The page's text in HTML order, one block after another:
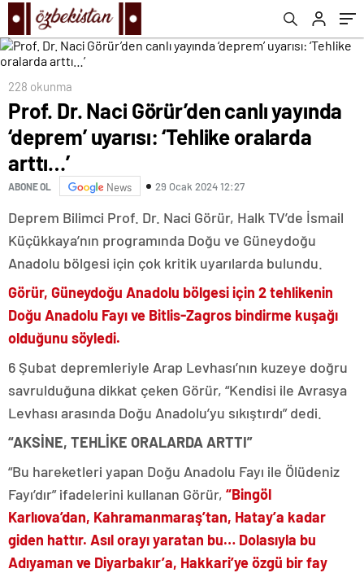
228 okunma
Prof. Dr. Naci Görür’den canlı yayında
‘deprem’ uyarısı: ‘Tehlike oralarda
arttı…’
ABONE OL News 29 Ocak 2024 12:27
Deprem Bilimci Prof. Dr. Naci Görür, Halk TV’de İsmail
Küçükkaya’nın programında Doğu ve Güneydoğu
Anadolu bölgesi için çok kritik uyarılarda bulundu.
Görür, Güneydoğu Anadolu bölgesi için 2 tehlikenin
Doğu Anadolu Fayı ve Bitlis-Zagros bindirme kuşağı
olduğunu söyledi.
6 Şubat depremleriyle Arap Levhası’nın kuzeye doğru
savrulduğuna dikkat çeken Görür, “Kendisi ile Avrasya
Levhası arasında Doğu Anadolu’yu sıkıştırdı” dedi.
“AKSİNE, TEHLİKE ORALARDA ARTTI”
“Bu hareketleri yapan Doğu Anadolu Fayı ile Ölüdeniz
Fayı’dır” ifadelerini kullanan Görür, “Bingöl
Karlıova’dan, Kahramanmaraş’tan, Hatay’a kadar
giden hattır. Asıl orayı yaratan bu… Dolasıyla bu
Adıyaman ve Diyarbakır’a, Hakkari’ye özgü bir fay